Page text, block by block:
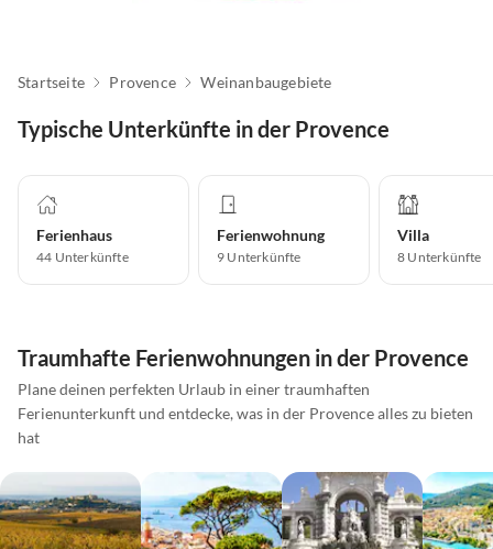
Startseite Provence Weinanbaugebiete
Typische Unterkünfte in der Provence
Ferienhaus
44 Unterkünfte
Ferienwohnung
9 Unterkünfte
Villa
8 Unterkünfte
Traumhafte Ferienwohnungen in der Provence
Plane deinen perfekten Urlaub in einer traumhaften
Ferienunterkunft und entdecke, was in der Provence alles zu bieten
hat